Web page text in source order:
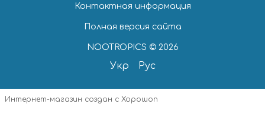
Контактная информация
Полная версия сайта
NOOTROPICS © 2026
Укр Рус
Интернет-магазин создан с Хорошоп